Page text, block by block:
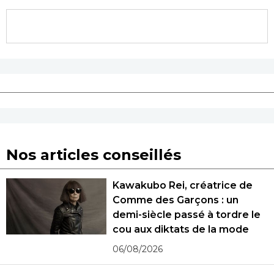
Nos articles conseillés
Kawakubo Rei, créatrice de
Comme des Garçons : un
demi-siècle passé à tordre le
cou aux diktats de la mode
06/08/2026